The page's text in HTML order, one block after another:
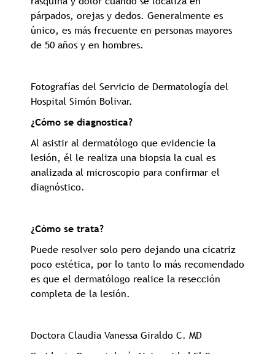
párpados, orejas y dedos. Generalmente es
único, es más frecuente en personas mayores
de 50 años y en hombres.
Fotografías del Servicio de Dermatología del
Hospital Simón Bolivar.
¿Cómo se diagnostica?
Al asistir al dermatólogo que evidencie la
lesión, él le realiza una biopsia la cual es
analizada al microscopio para confirmar el
diagnóstico.
¿Cómo se trata?
Puede resolver solo pero dejando una cicatriz
poco estética, por lo tanto lo más recomendado
es que el dermatólogo realice la resección
completa de la lesión.
Doctora Claudia Vanessa Giraldo C. MD